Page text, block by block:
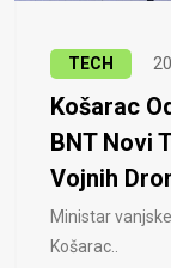
TECH
Košarac
BNT Novi
Vojnih
Ministar
Košarac..